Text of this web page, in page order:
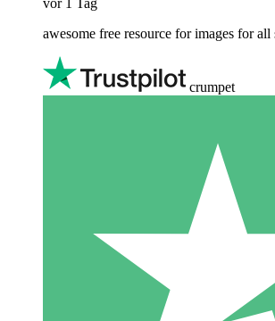
vor 1 Tag
awesome free resource for images for all
crumpet